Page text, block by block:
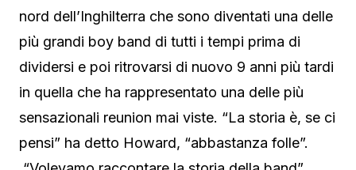
nord dell’Inghilterra che sono diventati una delle
più grandi boy band di tutti i tempi prima di
dividersi e poi ritrovarsi di nuovo 9 anni più tardi
in quella che ha rappresentato una delle più
sensazionali reunion mai viste. “La storia è, se ci
pensi” ha detto Howard, “abbastanza folle”.